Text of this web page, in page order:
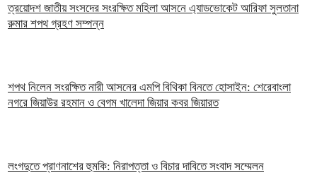
ত্রয়োদশ জাতীয় সংসদের সংরক্ষিত মহিলা আসনে এ্যাডভোকেট আরিফা সুলতানা
রুমার শপথ গ্রহণ সম্পন্ন
শপথ নিলেন সংরক্ষিত নারী আসনের এমপি বিথিকা বিনতে হোসাইন: শেরেবাংলা
নগরে জিয়াউর রহমান ও বেগম খালেদা জিয়ার কবর জিয়ারত
লংগদুতে প্রাণনাশের হুমকি: নিরাপত্তা ও বিচার দাবিতে সংবাদ সম্মেলন